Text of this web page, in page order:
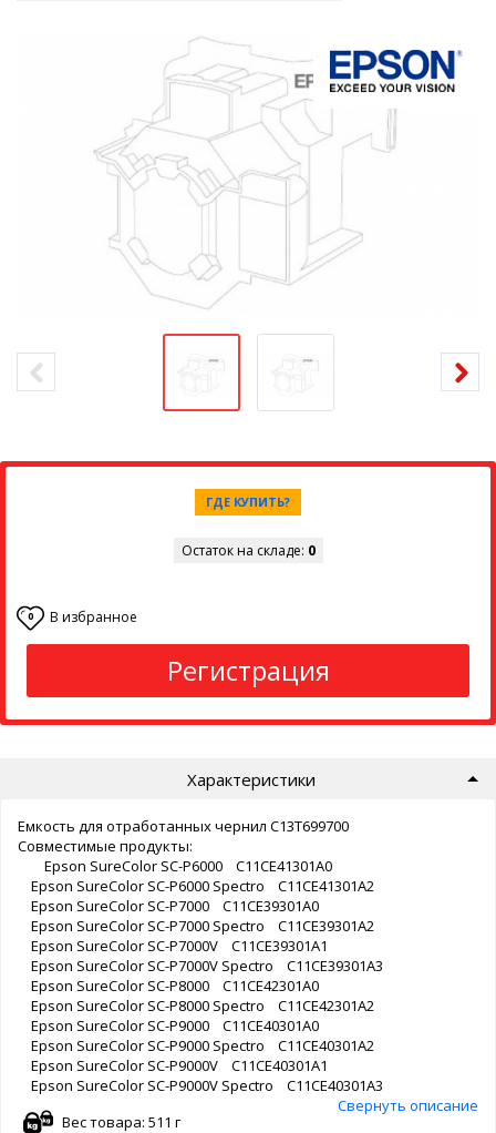
ГДЕ КУПИТЬ?
Остаток на складе: 0
0 В избранное
Регистрация
Характеристики
Емкость для отработанных чернил C13T699700
Совместимые продукты:
Epson SureColor SC-P6000 C11CE41301A0
Epson SureColor SC-P6000 Spectro C11CE41301A2
Epson SureColor SC-P7000 C11CE39301A0
Epson SureColor SC-P7000 Spectro C11CE39301A2
Epson SureColor SC-P7000V C11CE39301A1
Epson SureColor SC-P7000V Spectro C11CE39301A3
Epson SureColor SC-P8000 C11CE42301A0
Epson SureColor SC-P8000 Spectro C11CE42301A2
Epson SureColor SC-P9000 C11CE40301A0
Epson SureColor SC-P9000 Spectro C11CE40301A2
Epson SureColor SC-P9000V C11CE40301A1
Epson SureColor SC-P9000V Spectro C11CE40301A3
Свернуть описание
Вес товара: 511 г